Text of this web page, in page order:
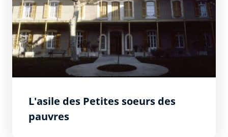
L'asile des Petites soeurs des
pauvres